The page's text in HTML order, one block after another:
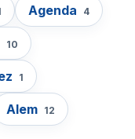
Agenda 4
10
1
Alem 12